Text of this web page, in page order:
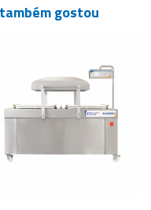
gostou